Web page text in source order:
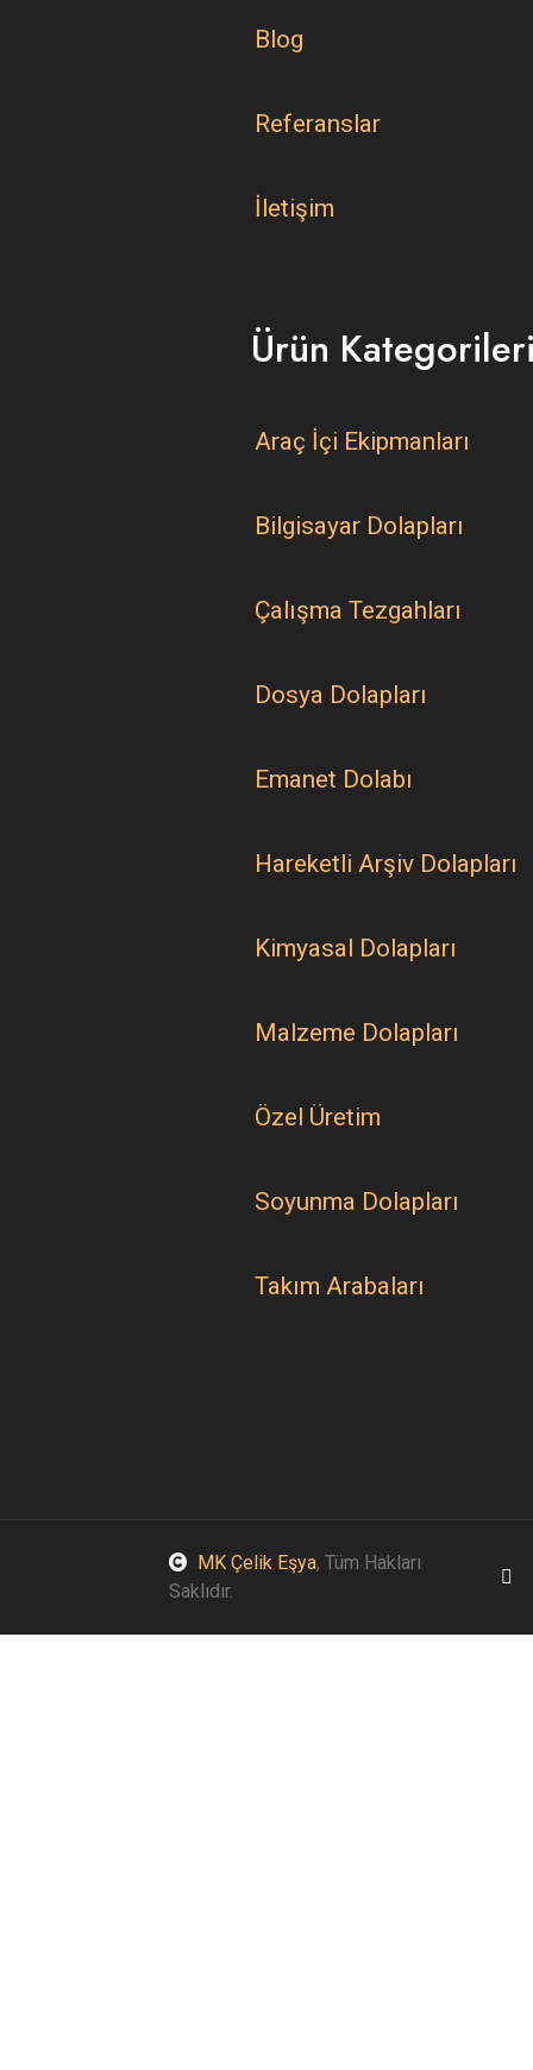
Blog
Referanslar
İletişim
Ürün
Araç İçi Ekipmanları
Bilgisayar Dolapları
Çalışma Tezgahları
Dosya Dolapları
Emanet Dolabı
Hareketli Arşiv Dolapları
Kimyasal Dolapları
Malzeme Dolapları
Özel Üretim
Soyunma Dolapları
Takım Arabaları
MK Çelik Eşya, Tüm Hakları
Saklıdır.